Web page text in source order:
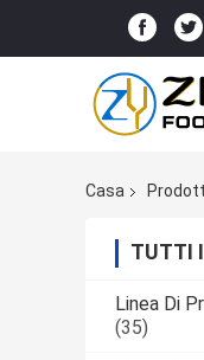
Casa
TUTTI
Linea Di
(35)